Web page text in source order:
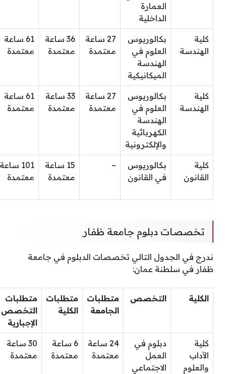
العمارة
الداخلية
كلية
الهندسة
بكالوريوس
العلوم في
الهندسة
الميكانيكية
27 ساعة
معتمدة
36 ساعة
معتمدة
61 ساعة
معتمدة
كلية
الهندسة
بكالوريوس
العلوم في
الهندسة
الكهربائية
والإلكترونية
27 ساعة
معتمدة
33 ساعة
معتمدة
61 ساعة
معتمدة
كلية
القانون
بكالوريوس
في القانون
–
15 ساعة
معتمدة
101 ساعة
معتمدة
تخصصات دبلوم جامعة ظفار
ندرج في الجدول التالي تخصصات الدبلوم في جامعة
ظفار في سلطنة عمان:
الكلية التخصص
متطلبات
الجامعة
متطلبات
الكلية
متطلبات
التخصص
الإجبارية
كلية
الآداب
والعلوم
دبلوم في
العمل
الاجتماعي
24 ساعة
معتمدة
6 ساعة
معتمدة
30 ساعة
معتمدة